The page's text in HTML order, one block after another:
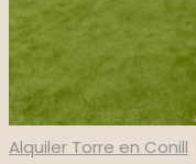
Alquiler Torre en Conill